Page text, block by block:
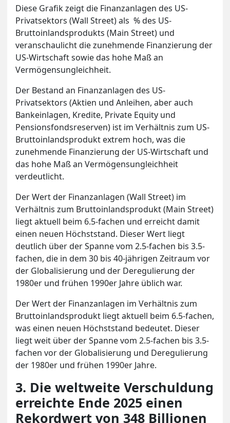
Diese Grafik zeigt die Finanzanlagen des US-
Privatsektors (Wall Street) als % des US-
Bruttoinlandsprodukts (Main Street) und
veranschaulicht die zunehmende Finanzierung der
US-Wirtschaft sowie das hohe Maß an
Vermögensungleichheit.
Der Bestand an Finanzanlagen des US-
Privatsektors (Aktien und Anleihen, aber auch
Bankeinlagen, Kredite, Private Equity und
Pensionsfondsreserven) ist im Verhältnis zum US-
Bruttoinlandsprodukt extrem hoch, was die
zunehmende Finanzierung der US-Wirtschaft und
das hohe Maß an Vermögensungleichheit
verdeutlicht.
Der Wert der Finanzanlagen (Wall Street) im
Verhältnis zum Bruttoinlandsprodukt (Main Street)
liegt aktuell beim 6.5-fachen und erreicht damit
einen neuen Höchststand. Dieser Wert liegt
deutlich über der Spanne vom 2.5-fachen bis 3.5-
fachen, die in dem 30 bis 40-jährigen Zeitraum vor
der Globalisierung und der Deregulierung der
1980er und frühen 1990er Jahre üblich war.
Der Wert der Finanzanlagen im Verhältnis zum
Bruttoinlandsprodukt liegt aktuell beim 6.5-fachen,
was einen neuen Höchststand bedeutet. Dieser
liegt weit über der Spanne vom 2.5-fachen bis 3.5-
fachen vor der Globalisierung und Deregulierung
der 1980er und frühen 1990er Jahre.
3. Die weltweite Verschuldung
erreichte Ende 2025 einen
Rekordwert von 348 Billionen